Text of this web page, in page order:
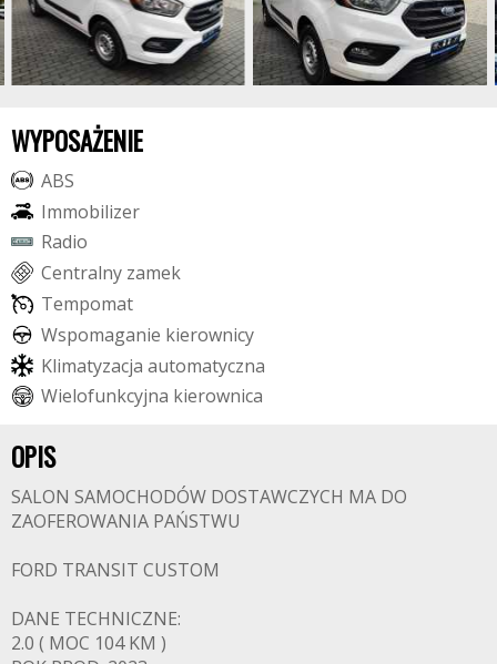
WYPOSAŻENIE
ABS
Immobilizer
Radio
Centralny zamek
Tempomat
Wspomaganie kierownicy
Klimatyzacja automatyczna
Wielofunkcyjna kierownica
OPIS
SALON SAMOCHODÓW DOSTAWCZYCH MA DO
ZAOFEROWANIA PAŃSTWU
FORD TRANSIT CUSTOM
DANE TECHNICZNE:
2.0 ( MOC 104 KM )